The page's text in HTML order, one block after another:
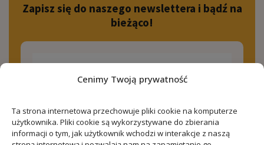
Cenimy Twoją prywatność
Ta strona internetowa przechowuje pliki cookie na komputerze
użytkownika. Pliki cookie są wykorzystywane do zbierania
informacji o tym, jak użytkownik wchodzi w interakcje z naszą
Zapisz się do naszego newslettera i bądź na
bieżąco!
Zapisz się!